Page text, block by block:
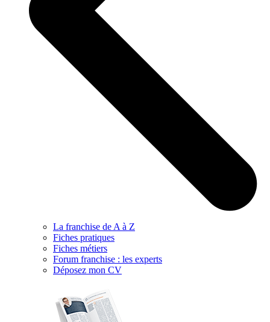
La franchise de A à Z
Fiches pratiques
Fiches métiers
Forum franchise : les experts
Déposez mon CV